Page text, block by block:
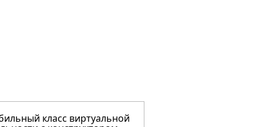
класс виртуальной